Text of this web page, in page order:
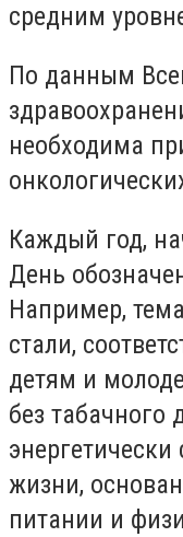
средним
По данным
необходима
Каждый год,
День
Например,
стали,
детям и
без
жизни,
питании и